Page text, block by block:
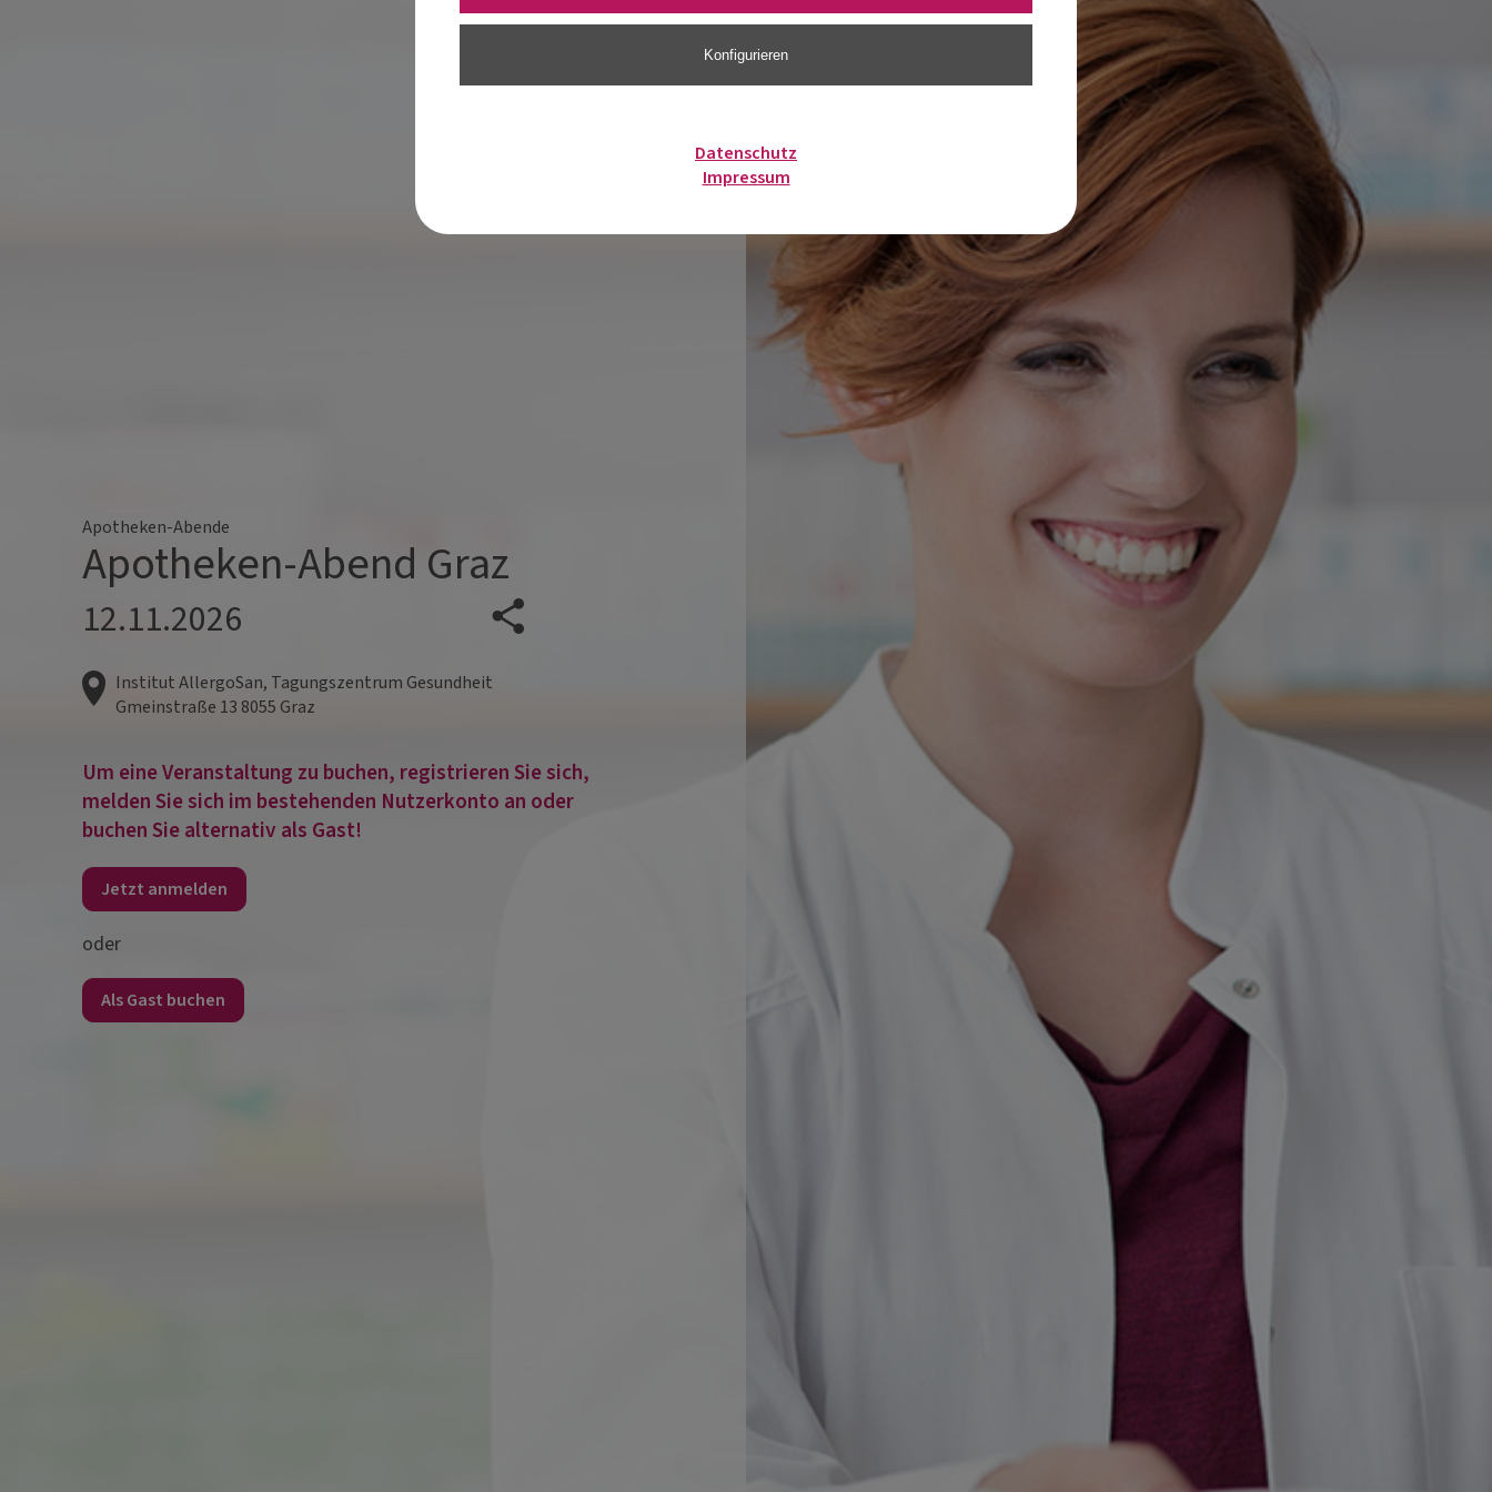
Apotheken-Abende
Apotheken-Abend Graz
12.11.2026
Institut AllergoSan, Tagungszentrum Gesundheit
Gmeinstraße 13 8055 Graz
Um eine Veranstaltung zu buchen, registrieren Sie sich,
melden Sie sich im bestehenden Nutzerkonto an oder
buchen Sie alternativ als Gast!
Jetzt anmelden
oder
Als Gast buchen
Konfigurieren
Datenschutz
Impressum